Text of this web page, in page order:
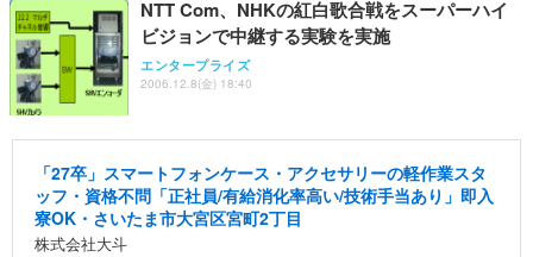
NTT Com、NHKの紅白歌合戦をスーパーハイ
ビジョンで中継する実験を実施
エンタープライズ
2006.12.8(金) 18:40
「27卒」スマートフォンケース・アクセサリーの軽作業スタ
ッフ・資格不問「正社員/有給消化率高い/技術手当あり」即入
寮OK・さいたま市大宮区宮町2丁目
株式会社大斗